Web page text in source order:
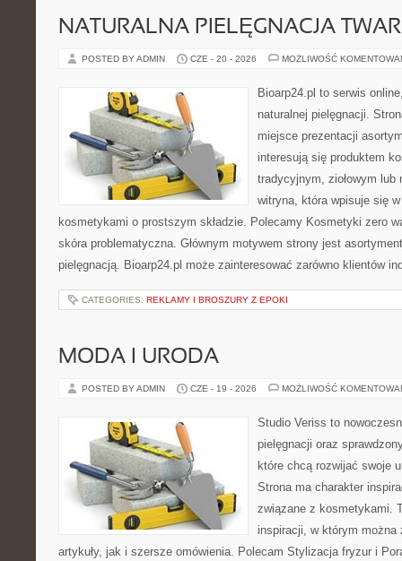
NATURALNA PIELĘGNACJA
POSTED BY ADMIN CZE - 20 - 2026 MOŻLIWOŚĆ
Bioarp24.pl to serwis
naturalnej pielęgnacji.
miejsce prezentacji
interesują się produktem
tradycyjnym, ziołowym lub
witryna, która wpisuje się
kosmetykami o prostszym składzie. Polecamy Kosmetyki zero
skóra problematyczna. Głównym motywem strony jest
pielęgnacją. Bioarp24.pl może zainteresować zarówno klientów
CATEGORIES: REKLAMY I BROSZURY Z EPOKI
MODA I URODA
POSTED BY ADMIN CZE - 19 - 2026 MOŻLIWOŚĆ
Studio Veriss to
pielęgnacji oraz
które chcą rozwijać swoje
Strona ma charakter
związane z kosmetykami.
inspiracji, w którym
artykuły, jak i szersze omówienia. Polecam Stylizacja fryzur i